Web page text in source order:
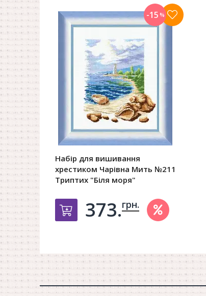
Набір для вишивання
хрестиком Чарівна Мить №211
Триптих "Біля моря"
Добавить в корзину
373.грн.
-15 %